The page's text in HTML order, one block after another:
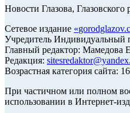
Новости Глазова,
Сетевое издание «
Учредитель Индивидуальный
Главный редактор: Мамедова
Редакция:
Возрастная категория сайта:
При частичном или полном
использовании в Интернет-